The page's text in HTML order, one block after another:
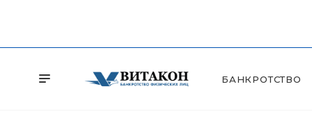
БАНКРОТСТВО